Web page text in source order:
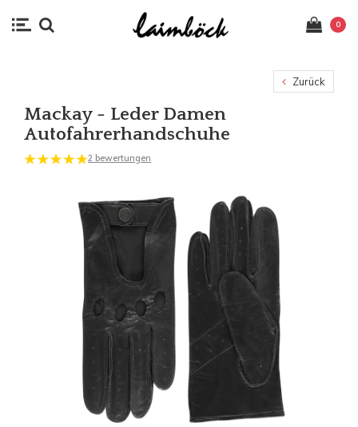
0
Zurück
Mackay - Leder Damen
Autofahrerhandschuhe
2 bewertungen